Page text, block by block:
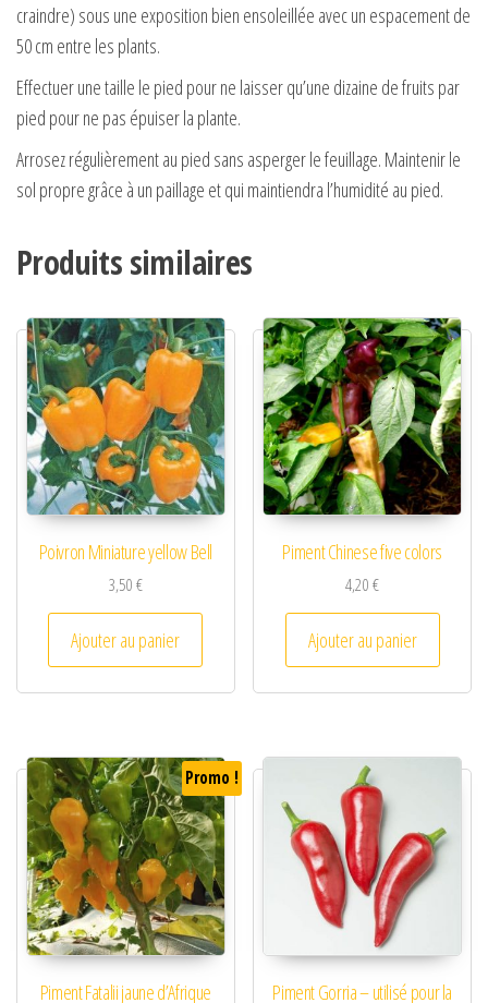
craindre) sous une exposition bien ensoleillée avec un espacement de
50 cm entre les plants.
Effectuer une taille le pied pour ne laisser qu’une dizaine de fruits par
pied pour ne pas épuiser la plante.
Arrosez régulièrement au pied sans asperger le feuillage. Maintenir le
sol propre grâce à un paillage et qui maintiendra l’humidité au pied.
Produits similaires
Poivron Miniature yellow Bell
3,50€
Ajouter au panier
Piment Chinese five colors
4,20€
Ajouter au panier
Promo !
Piment Fatalii jaune d’Afrique Piment Gorria – utilisé pour la